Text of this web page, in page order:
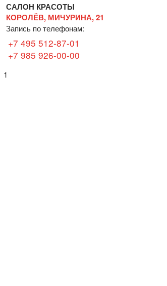
САЛОН КРАСОТЫ
КОРОЛЁВ, МИЧУРИНА, 21
Запись по телефонам:
+7 495 512-87-01
+7 985 926-00-00
1